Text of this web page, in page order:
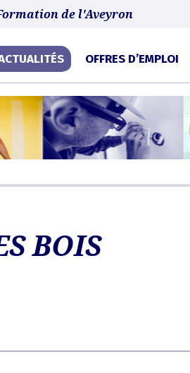
de mesure d'audience.
de l'Aveyron
OFFRES D’EMPLOI
BOIS